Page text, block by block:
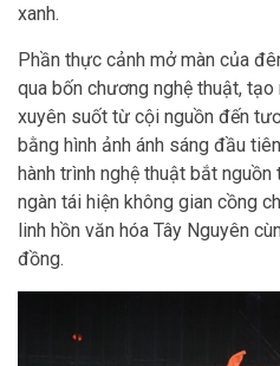
xanh.
Phần thực cảnh mở màn của
qua bốn chương nghệ thuật,
xuyên suốt từ cội nguồn đến
bằng hình ảnh ánh sáng đầu
hành trình nghệ thuật bắt
ngàn tái hiện không gian cồng
linh hồn văn hóa Tây Nguyên
đồng.